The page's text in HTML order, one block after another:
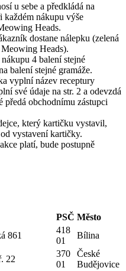
u sebe a předkládá na
každém nákupu výše
Heads.
dostane nálepku (zelená
Heads).
4 balení stejné
balení stejné gramáže.
vyplní název receptury
své údaje na str. 2 a odevzdá
předá obchodnímu zástupci
který kartičku vystavil,
vystavení kartičky.
platí, bude postupně
PSČ Město
861
418
01
Bílina
22
370
01
České
Budějovice